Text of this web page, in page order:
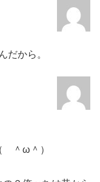
だから。
＾ω＾）